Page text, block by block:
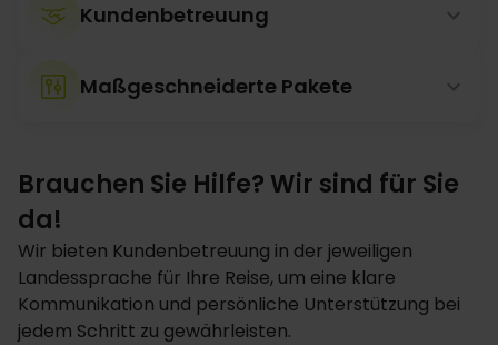
Kundenbetreuung
Maßgeschneiderte Pakete
Brauchen Sie Hilfe? Wir sind für Sie
da!
Wir bieten Kundenbetreuung in der jeweiligen
Landessprache für Ihre Reise, um eine klare
Kommunikation und persönliche Unterstützung bei
jedem Schritt zu gewährleisten.